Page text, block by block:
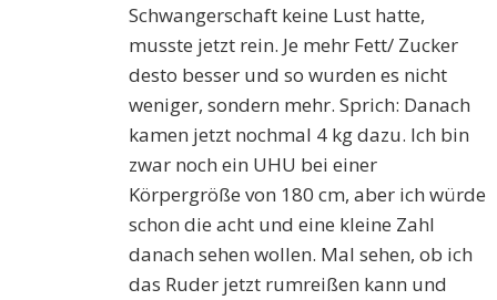
Schwangerschaft keine Lust hatte,
musste jetzt rein. Je mehr Fett/ Zucker
desto besser und so wurden es nicht
weniger, sondern mehr. Sprich: Danach
kamen jetzt nochmal 4 kg dazu. Ich bin
zwar noch ein UHU bei einer
Körpergröße von 180 cm, aber ich würde
schon die acht und eine kleine Zahl
danach sehen wollen. Mal sehen, ob ich
das Ruder jetzt rumreißen kann und